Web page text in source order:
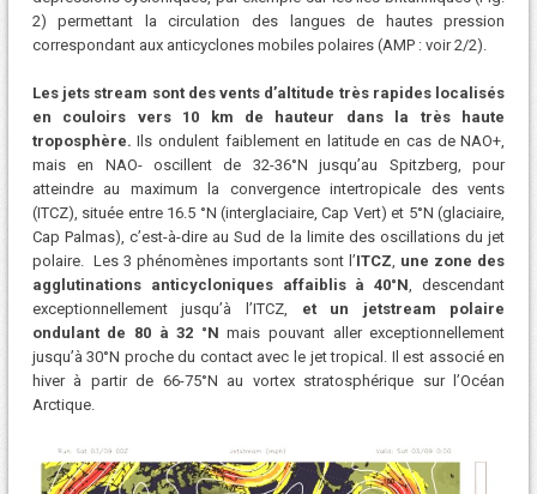
2) permettant la circulation des langues de hautes pression
correspondant aux anticyclones mobiles polaires (AMP : voir 2/2).
Les jets stream sont des vents d’altitude très rapides localisés
en couloirs vers 10 km de hauteur dans la très haute
troposphère. Ils ondulent faiblement en latitude en cas de NAO+,
mais en NAO- oscillent de 32-36°N jusqu’au Spitzberg, pour
atteindre au maximum la convergence intertropicale des vents
(ITCZ), située entre 16.5 °N (interglaciaire, Cap Vert) et 5°N (glaciaire,
Cap Palmas), c’est-à-dire au Sud de la limite des oscillations du jet
polaire. Les 3 phénomènes importants sont l’ITCZ une zone des
agglutinations anticycloniques affaiblis à 40°N , descendant
exceptionnellement jusqu’à l’ITCZ, et un jetstream polaire
ondulant de 80 à 32 °N mais pouvant aller exceptionnellement
jusqu’à 30°N proche du contact avec le jet tropical. Il est associé en
hiver à partir de 66-75°N au vortex stratosphérique sur l’Océan
Arctique.